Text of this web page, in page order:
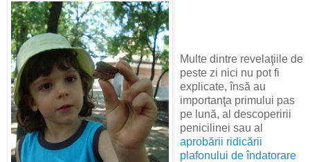
Multe dintre revelaţiile de
peste zi nici nu pot fi
explicate, însă au
importanţa primului pas
pe lună, al descoperirii
penicilinei sau al
aprobării ridicării
plafonului de îndatorare